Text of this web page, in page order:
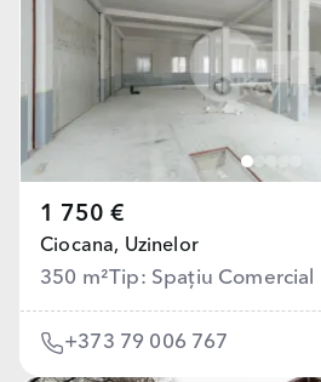
1 750 €
Ciocana, Uzinelor
350 m²Tip: Spațiu Comercial
+373 79 006 767